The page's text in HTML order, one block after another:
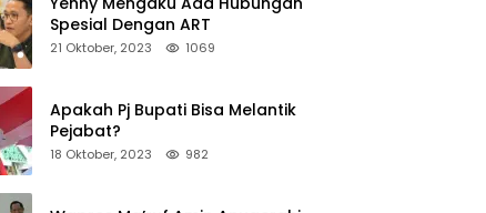
Spesial Dengan ART
21 Oktober, 2023 1069
Apakah Pj Bupati Bisa Melantik
Pejabat?
18 Oktober, 2023 982